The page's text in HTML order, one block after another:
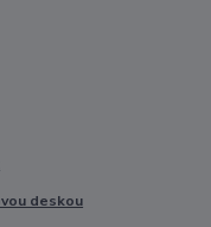
deskou